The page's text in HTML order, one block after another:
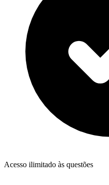
Acesso ilimitado às questões